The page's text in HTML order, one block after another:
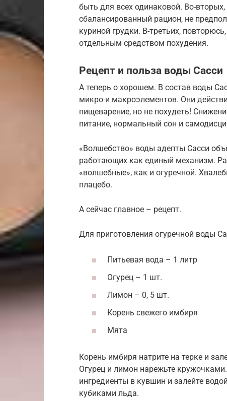
быть для всех одинаковой. Во-
сбалансированный рацион, не
куриной грудки. В-третьих,
отдельным средством похудения.
Рецепт и польза воды Сасси
А теперь о хорошем. В состав воды
микро-и макроэлементов. Они
пищеварение, но не похудеть!
питание, нормальный сон и
«Волшебство» воды адепты Сасси
работающих как единый механизм.
«волшебные», как и огуречной.
плацебо.
А сейчас главное – рецепт.
Для приготовления огуречной воды
Питьевая вода – 1 литр
Огурец – 1 шт.
Лимон – 0, 5 шт.
Корень свежего имбиря
Мята
Корень имбиря натрите на терке и
Огурец и лимон нарежьте
ингредиенты в кувшин и залейте
кубиками льда.